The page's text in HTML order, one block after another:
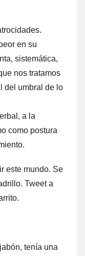
en su
sistemática,
nos tratamos
del umbral de lo
a la
como postura
este mundo. Se
Tweet a
tenía una